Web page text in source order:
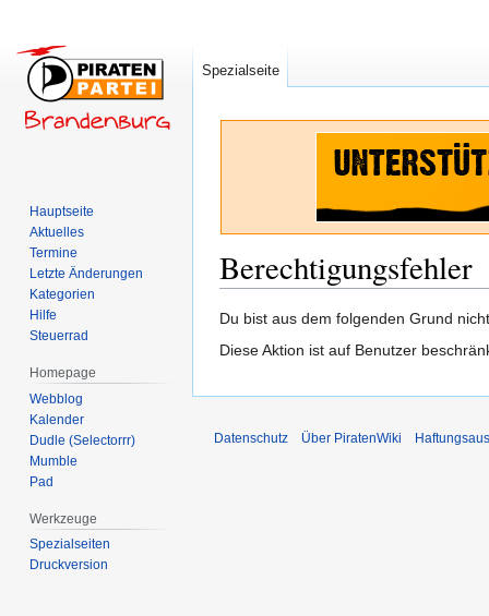
Berechtigungsfehler
Zur
Navigation
Zur
Suche
Du bist aus dem folgenden Grund
Diese Aktion ist auf Benutzer
Spezialseite
Hauptseite
Aktuelles
Termine
Letzte Änderungen
Kategorien
Hilfe
Steuerrad
Homepage
Webblog
Kalender
Dudle (Selectorrr)
Mumble
Pad
Werkzeuge
Spezialseiten
Druckversion
Datenschutz Über PiratenWiki